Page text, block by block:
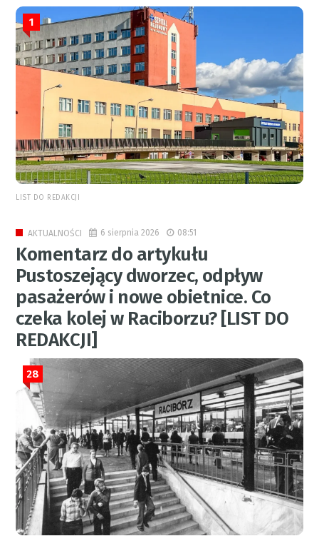
1
LIST DO REDAKCJI
AKTUALNOŚCI 6 sierpnia 2026 08:51
Komentarz do artykułu
Pustoszejący dworzec, odpływ
pasażerów i nowe obietnice. Co
czeka kolej w Raciborzu? [LIST DO
REDAKCJI]
28